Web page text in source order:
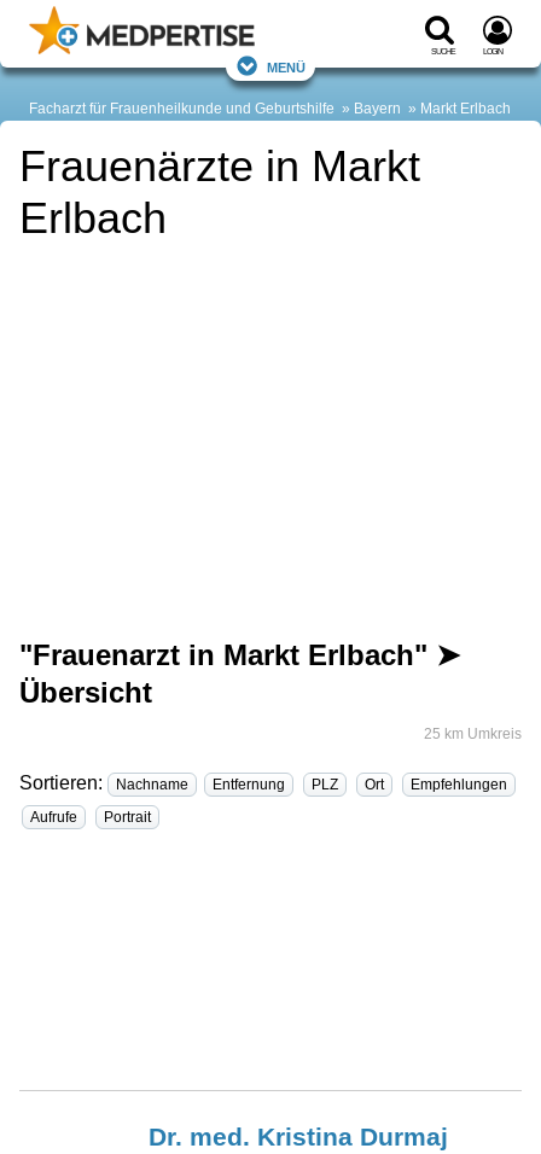
Suche Login
Menü
Facharzt für Frauenheilkunde und Geburtshilfe Bayern Markt Erlbach
Frauenärzte in Markt
Erlbach
"Frauenarzt in Markt Erlbach" ➤
Übersicht
25 km Umkreis
Sortieren: Nachname Entfernung PLZ Ort
Empfehlungen
Aufrufe
Portrait
Dr. med. Kristina Durmaj